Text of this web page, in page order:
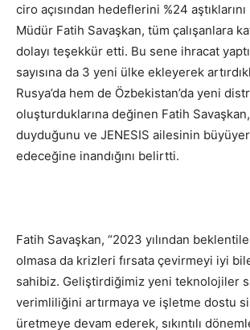
ciro açısından hedeflerini %24
Müdür Fatih Savaşkan, tüm çalışanlara
dolayı teşekkür etti. Bu sene ihracat
sayısına da 3 yeni ülke ekleyerek
Rusya’da hem de Özbekistan’da yeni
oluşturduklarına değinen Fatih
duyduğunu ve JENESIS ailesinin
edeceğine inandığını belirtti.
Fatih Savaşkan, “2023 yılından
olmasa da krizleri fırsata çevirmeyi iyi
sahibiz. Geliştirdiğimiz yeni teknolojiler
verimliliğini artırmaya ve işletme dostu
üretmeye devam ederek, sıkıntılı